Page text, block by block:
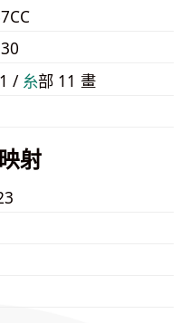
/ ⽷部 11 畫
射